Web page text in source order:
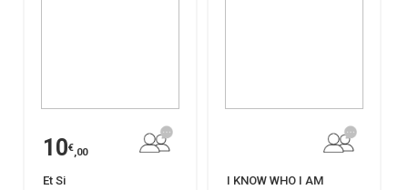
10€,00
Et Si I KNOW WHO I AM